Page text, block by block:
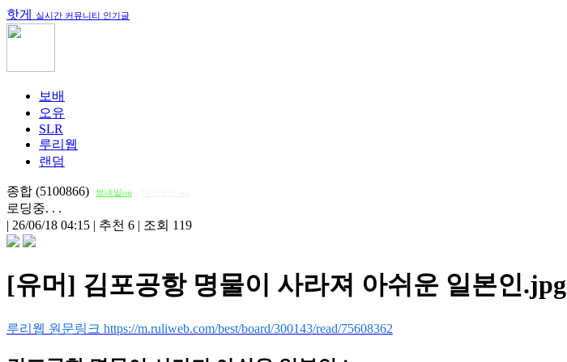
핫게 실시간 커뮤니티 인기글
보배
오유
SLR
루리웹
랜덤
종합 (5100866) 썸네일on
로딩중. . .
| 26/06/18 04:15 | 추천 6 | 조회 119
[유머] 김포공항 명물이 사라져 아쉬운 일본인.jpg
루리웹 원문링크 https://m.ruliweb.com/best/board/300143/read/75608362